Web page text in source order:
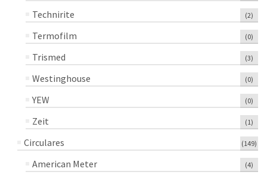
Technirite (2)
Termofilm (0)
Trismed (3)
Westinghouse (0)
YEW (0)
Zeit (1)
Circulares (149)
American Meter (4)